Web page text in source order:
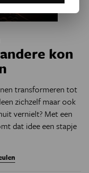
kon
transformeren tot
zichzelf maar ook
vernielt? Met een
dat idee een stapje